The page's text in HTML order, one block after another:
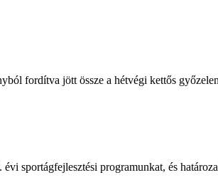
fordítva jött össze a hétvégi kettős
sportágfejlesztési programunkat, és